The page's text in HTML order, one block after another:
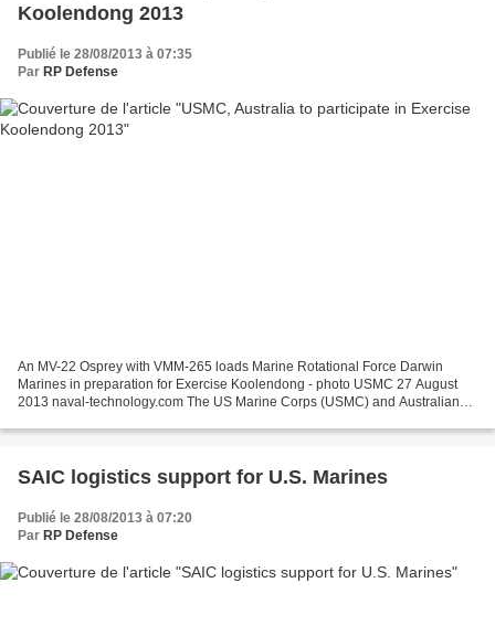
Koolendong 2013
Publié le 28/08/2013 à 07:35
Par RP Defense
An MV-22 Osprey with VMM-265 loads Marine Rotational Force Darwin
Marines in preparation for Exercise Koolendong - photo USMC 27 August
2013 naval-technology.com The US Marine Corps (USMC) and Australian
SAIC logistics support for U.S. Marines
Publié le 28/08/2013 à 07:20
Par RP Defense